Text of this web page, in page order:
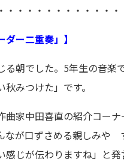
・・・・・・・・・・・・
ダー二重奏」】
る朝でした。5年生の音
みつけた」です。
曲家中田喜直の紹介コー
なが口ずさめる親しみや
感じが伝わりますね」と